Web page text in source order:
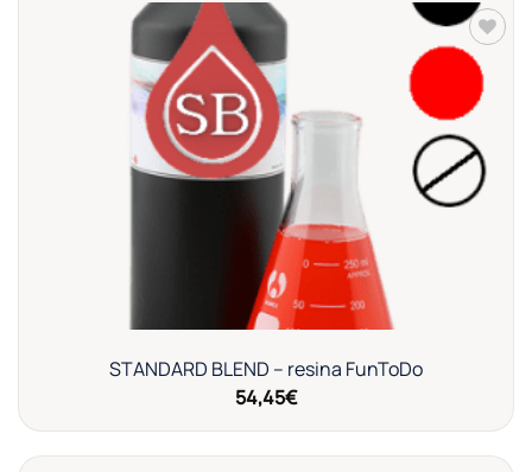
Añadir
a la
lista de
deseos
STANDARD BLEND – resina FunToDo
54,45€